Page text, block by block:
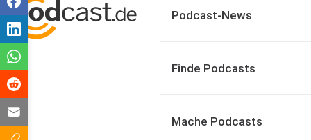
Podcast-News
Finde Podcasts
Mache Podcasts